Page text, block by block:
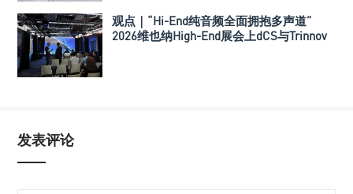
观点｜“Hi-End纯音频全面拥抱多声道”
2026维也纳High-End展会上dCS与Trinnov
发表评论